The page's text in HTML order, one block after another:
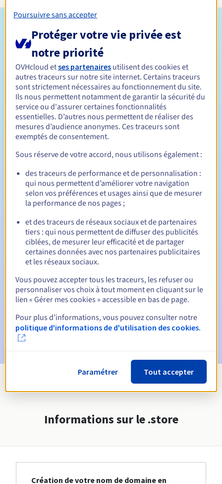
Conditions d'éligibilité
Qui peut enregistrer un .store ?
Ouvert à toutes les personnes physiques ou morales, sans
restriction géographique.
Règles de gestion et notifications
Durée de réservation Entre 1 et 10 ans
Période de rédemption
Notifications automatiques :
E-mails d'avertissement :
date d'échéance
E-mail le jour de l'expirationpour notification de la
suspension du nom de domaine
E-mail après la période de grâce de rédemptionpour
notification de la suppression du nom de domaine
Informations sur le .store
Création de votre nom de domaine en
Poursuivre sans accepter
Protéger votre vie privée est
notre priorité
OVHcloud etses partenaires utilisent des cookies et
autres traceurs sur notre site internet. Certains traceurs
sont strictement nécessaires au fonctionnement du site.
Ils nous permettent notamment de garantir la sécurité du
service ou d'assurer certaines fonctionnalités
essentielles. D’autres nous permettent de réaliser des
mesures d’audience anonymes. Ces traceurs sont
exemptés de consentement.
Sous réserve de votre accord, nous utilisons également :
des traceurs de performance et de personnalisation :
qui nous permettent d’améliorer votre navigation
selon vos préférences et usages ainsi que de mesurer
la performance de nos pages ;
et des traceurs de réseaux sociaux et de partenaires
tiers : qui nous permettent de diffuser des publicités
ciblées, de mesurer leur efficacité et de partager
certaines données avec nos partenaires publicitaires
et les réseaux sociaux.
Vous pouvez accepter tous les traceurs, les refuser ou
personnaliser vos choix à tout moment en cliquant sur le
lien « Gérer mes cookies » accessible en bas de page.
Pour plus d’informations, vous pouvez consulter notre
politique d'informations de d'utilisation des cookies.
Paramétrer Tout accepter